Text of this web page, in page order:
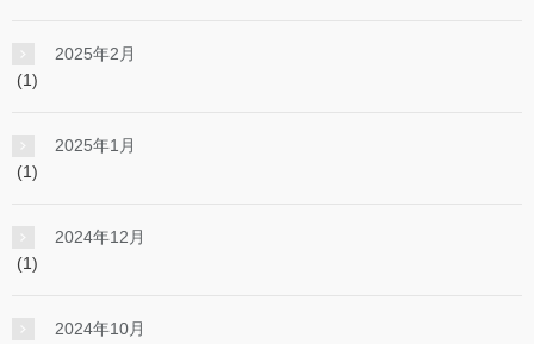
2025年2月
(1)
2025年1月
(1)
2024年12月
(1)
2024年10月